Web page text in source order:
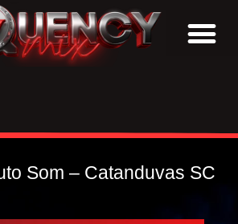
Som – Catanduvas SC